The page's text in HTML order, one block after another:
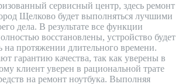
сервисный центр, здесь ремонт
Щелково будет выполняться лучшими
дела. В результате все функции
восстановлены, устройство будет
на протяжении длительного времени.
гарантию качества, так как уверены в
клиент уверен в рациональной трате
на ремонт ноутбука. Выполняя